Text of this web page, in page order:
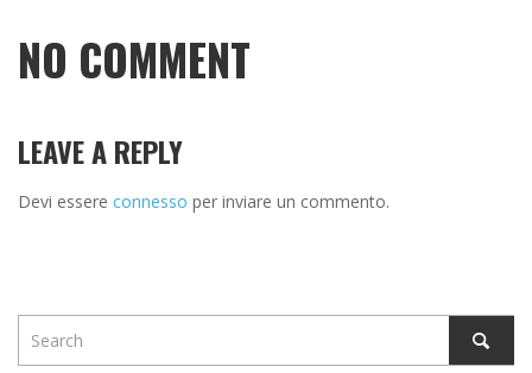
NO COMMENT
LEAVE A REPLY
Devi essere connesso per inviare un commento.